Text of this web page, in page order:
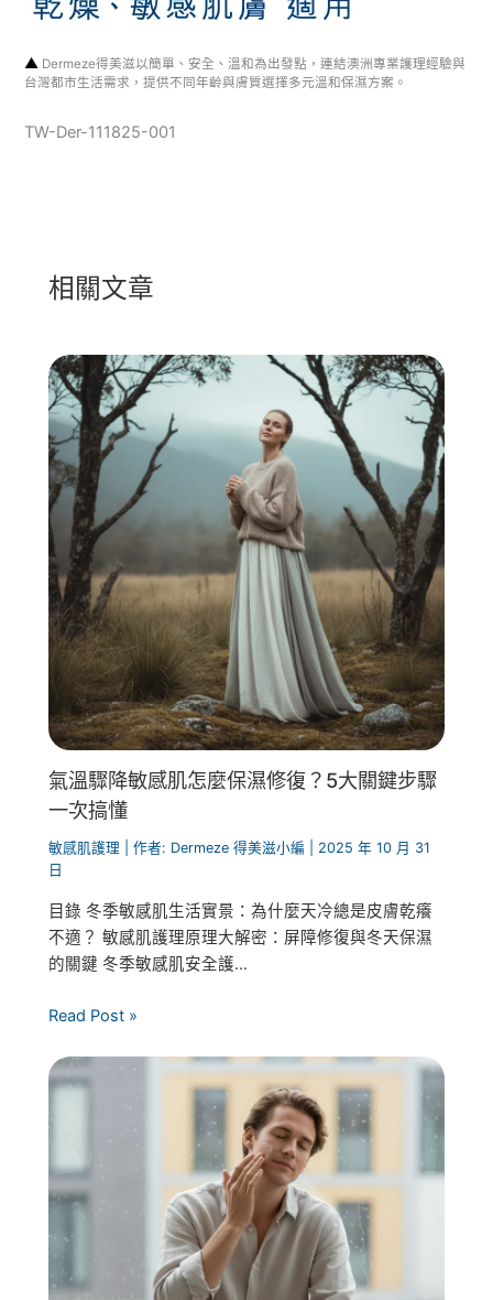
▲ Dermeze得美滋以簡單、安全、溫和為出發點，連結澳洲專業護理經驗與
台灣都市生活需求，提供不同年齡與膚質選擇多元溫和保濕方案。
TW-Der-111825-001
相關文章
氣溫驟降敏感肌怎麼保濕修復？5大關鍵步驟
一次搞懂
敏感肌護理 | 作者: Dermeze 得美滋小編
2025 年 10 月 31
日
目錄 冬季敏感肌生活實景：為什麼天冷總是皮膚乾癢
不適？ 敏感肌護理原理大解密：屏障修復與冬天保濕
的關鍵 冬季敏感肌安全護...
Read Post »